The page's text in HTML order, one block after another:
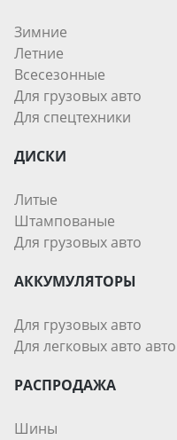
Зимние
Летние
Всесезонные
Для грузовых авто
Для спецтехники
ДИСКИ
Литые
Штампованые
Для грузовых авто
АККУМУЛЯТОРЫ
Для грузовых авто
Для легковых авто авто
РАСПРОДАЖА
Шины